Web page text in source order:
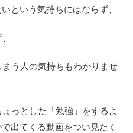
という気持ちにはならず、
う人の気持ちもわかりませ
っとした「勉強」をするよ
出てくる動画をつい見たく